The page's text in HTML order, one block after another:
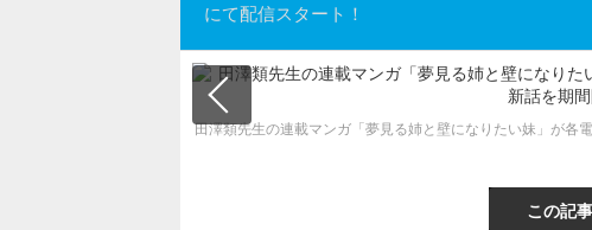
にて配信スタート！
田澤類先生の連載マンガ「夢見る姉と壁になりたい妹」が各
この記